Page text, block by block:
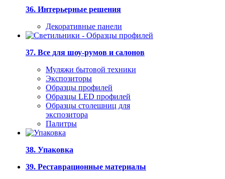
36. Интерьерные решения
Декоративные панели
37. Все для шоу-румов и салонов
Муляжи бытовой техники
Экспозиторы
Образцы профилей
Образцы LED профилей
Образцы столешниц для
экспозитора
Палитры
38. Упаковка
39. Реставрационные материалы